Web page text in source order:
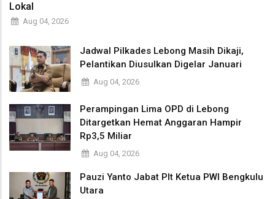
Lokal
Aug 04, 2026
Jadwal Pilkades Lebong Masih Dikaji,
Pelantikan Diusulkan Digelar Januari
Aug 04, 2026
Perampingan Lima OPD di Lebong
Ditargetkan Hemat Anggaran Hampir
Rp3,5 Miliar
Aug 04, 2026
Pauzi Yanto Jabat Plt Ketua PWI Bengkulu
Utara